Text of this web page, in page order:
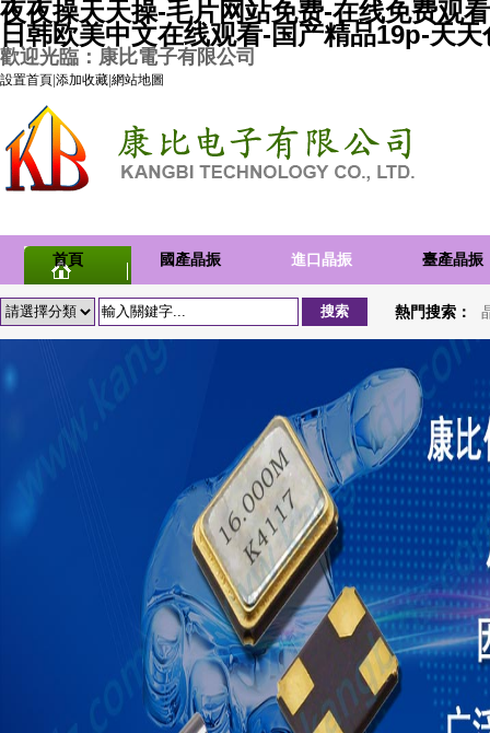
夜夜操天天操-毛片网站免费-在线免费观
日韩欧美中文在线观看-国产精品19p-天
歡迎光臨：康比電子有限公司
設置首頁 添加收藏 網站地圖
首頁 國產晶振 進口晶振 臺產晶振
熱門搜索：